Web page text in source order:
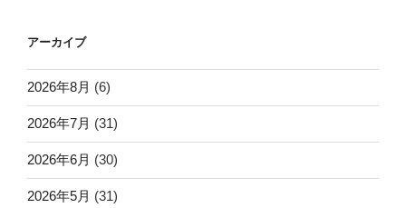
アーカイブ
2026年8月 (6)
2026年7月 (31)
2026年6月 (30)
2026年5月 (31)